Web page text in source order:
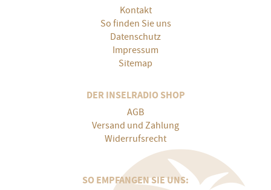
Kontakt
So finden Sie uns
Datenschutz
Impressum
Sitemap
DER INSELRADIO SHOP
AGB
Versand und Zahlung
Widerrufsrecht
SO EMPFANGEN SIE UNS: